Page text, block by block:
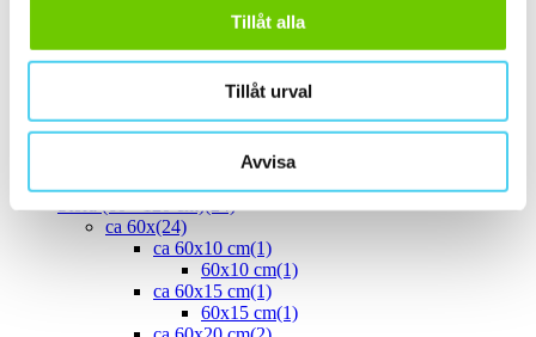
Tillåt alla
Tillåt urval
Avvisa
(2)
40x20 cm(1)
45x15 cm(1)
ca 50x(4)
(3)
ca 60x(24)
ca 60x10 cm(1)
60x10 cm(1)
ca 60x15 cm(1)
60x15 cm(1)